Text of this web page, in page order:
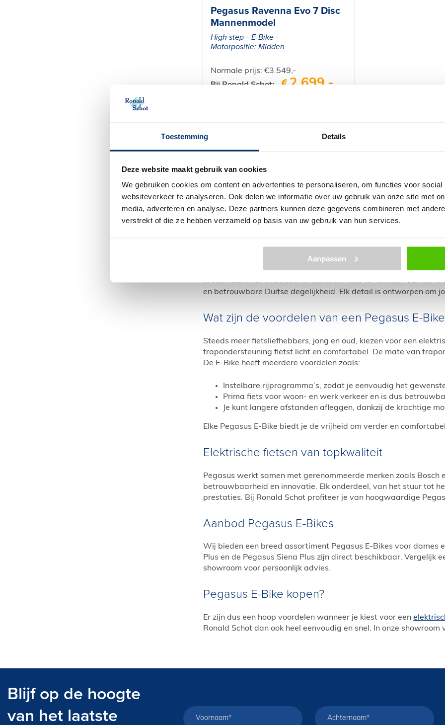
Toestemming Details
Deze website maakt gebruik van cookies
We gebruiken cookies om content en advertenties te personaliseren, om functies voor
websiteverkeer te analyseren. Ook delen we informatie over uw gebruik van onze site met
media, adverteren en analyse. Deze partners kunnen deze gegevens combineren met
verstrekt of die ze hebben verzameld op basis van uw gebruik van hun services.
Aanpassen
Pegasus Ravenna Evo 7 Disc
Mannenmodel
High step
E-Bike
Motorpositie: Midden
Normale prijs: €3.549,-
Bij Ronald Schot:
2.699,-
E-Bike biedt gegarandeerd fietsplezier, betrouwbaarheid en
ontwikkelt elektrische fietsen volledig afgestemd op de
voor een model met lage instap, een lichtgewicht frame,
een passende Pegasus E-Bike. Bekijk hierboven ons uitgebreide
Pegasus E-Bike – 40 jaar innovatie en
Al ruim 40 jaar levert Pegasus E-Bikes tegen een eerlijke prijs,
in voortdurende innovatie en luisteren naar de wensen van de
en betrouwbare Duitse degelijkheid. Elk detail is ontworpen om
Wat zijn de voordelen van een Pegasus E-
Steeds meer fietsliefhebbers, jong en oud, kiezen voor een
trapondersteuning fietst licht en comfortabel. De mate van
De E-Bike heeft meerdere voordelen zoals:
Instelbare rijprogramma’s, zodat je eenvoudig het
Prima fiets voor woon- en werk verkeer en is dus
Je kunt langere afstanden afleggen, dankzij de krachtige
Elke Pegasus E-Bike biedt je de vrijheid om verder en
Elektrische fietsen van topkwaliteit
Pegasus werkt samen met gerenommeerde merken zoals
betrouwbaarheid en innovatie. Elk onderdeel, van het stuur tot
prestaties. Bij Ronald Schot profiteer je van hoogwaardige
Aanbod Pegasus E-Bikes
Wij bieden een breed assortiment Pegasus E-Bikes voor dames
Plus en de Pegasus Siena Plus zijn direct beschikbaar. Vergelijk
showroom voor persoonlijk advies.
Pegasus E-Bike kopen?
Er zijn dus een hoop voordelen wanneer je kiest voor een
Ronald Schot dan ook heel eenvoudig en snel. In onze
Blijf op de hoogte
van het laatste